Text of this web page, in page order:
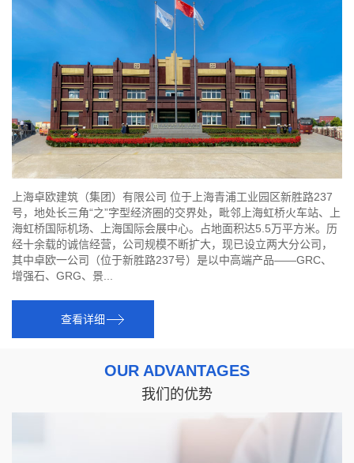
上海卓欧建筑（集团）有限公司 位于上海青浦工业园区新胜路237
号，地处长三角“之”字型经济圈的交界处，毗邻上海虹桥火车站、上
海虹桥国际机场、上海国际会展中心。占地面积达5.5万平方米。历
经十余载的诚信经营，公司规模不断扩大，现已设立两大分公司，
其中卓欧一公司（位于新胜路237号）是以中高端产品——GRC、
增强石、GRG、景...
查看详细
OUR ADVANTAGES
我们的优势